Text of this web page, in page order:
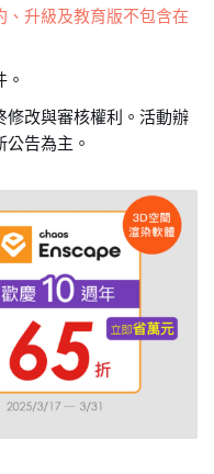
升級及教育版不包含在
改與審核權利。活動辦
告為主。